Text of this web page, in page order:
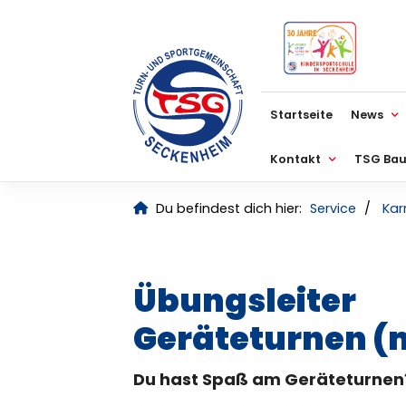
Startseite News
Kontakt TSG
Du befindest dich hier: Service
Übungsleiter
Geräteturnen
Du hast Spaß am